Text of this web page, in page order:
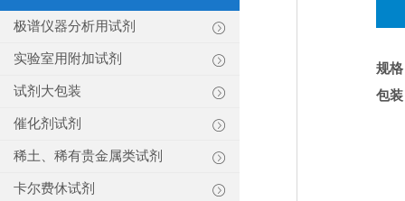
极谱仪器分析用试剂
实验室用附加试剂
试剂大包装
催化剂试剂
稀土、稀有贵金属类试剂
卡尔费休试剂
规
包